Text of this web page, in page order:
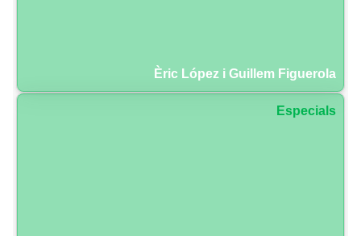
Èric López i Guillem Figuerola
Especials